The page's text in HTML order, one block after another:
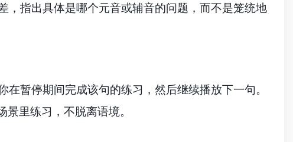
，指出具体是哪个元音或辅音的问题，而不是笼统地
暂停期间完成该句的练习，然后继续播放下一句。
里练习，不脱离语境。